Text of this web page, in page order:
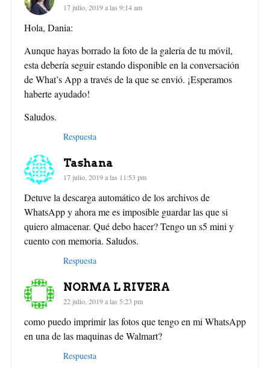
17 julio, 2019 a las 9:14 am
Hola, Dania:
Aunque hayas borrado la foto de la galería de tu móvil,
esta debería seguir estando disponible en la conversación
de What’s App a través de la que se envió. ¡Esperamos
haberte ayudado!
Saludos.
Respuesta
Tashana
17 julio, 2019 a las 11:53 pm
Detuve la descarga automático de los archivos de
WhatsApp y ahora me es imposible guardar las que si
quiero almacenar. Qué debo hacer? Tengo un s5 mini y
cuento con memoria. Saludos.
Respuesta
NORMA L RIVERA
22 julio, 2019 a las 5:23 pm
como puedo imprimir las fotos que tengo en mi WhatsApp
en una de las maquinas de Walmart?
Respuesta